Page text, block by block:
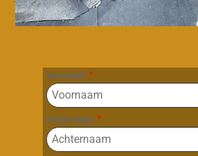
Voornaam *
Achternaam *